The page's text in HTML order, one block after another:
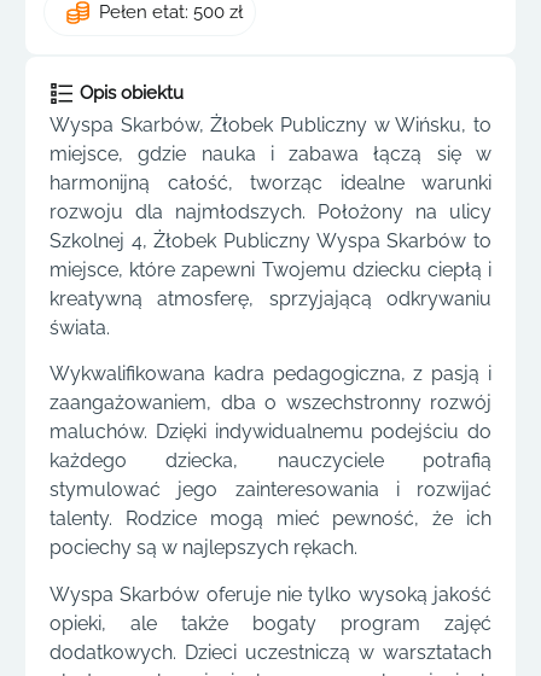
Pełen etat: 500 zł
Opis obiektu
Wyspa Skarbów, Żłobek Publiczny w Wińsku, to
miejsce, gdzie nauka i zabawa łączą się w
harmonijną całość, tworząc idealne warunki
rozwoju dla najmłodszych. Położony na ulicy
Szkolnej 4, Żłobek Publiczny Wyspa Skarbów to
miejsce, które zapewni Twojemu dziecku ciepłą i
kreatywną atmosferę, sprzyjającą odkrywaniu
świata.
Wykwalifikowana kadra pedagogiczna, z pasją i
zaangażowaniem, dba o wszechstronny rozwój
maluchów. Dzięki indywidualnemu podejściu do
każdego dziecka, nauczyciele potrafią
stymulować jego zainteresowania i rozwijać
talenty. Rodzice mogą mieć pewność, że ich
pociechy są w najlepszych rękach.
Wyspa Skarbów oferuje nie tylko wysoką jakość
opieki, ale także bogaty program zajęć
dodatkowych. Dzieci uczestniczą w warsztatach